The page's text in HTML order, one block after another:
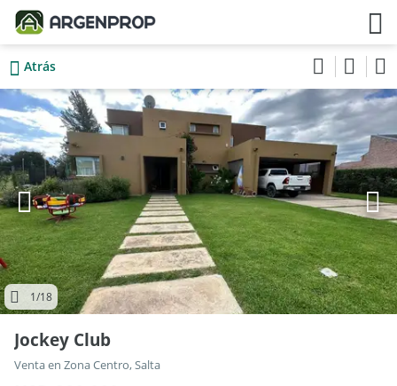
Atrás
1/18
Jockey Club
Venta en Zona Centro, Salta